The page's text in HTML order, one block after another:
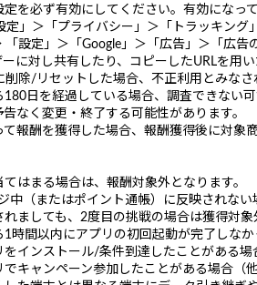
定を必ず有効にしてください。有効になっ
」＞「プライバシー」＞「トラッキング
設定」＞「Google」＞「広告」＞「広告
ーに対し共有したり、コピーしたURLを用
削除/リセットした場合、不正利用とみなさ
180日を経過している場合、調査できない可
告なく変更・終了する可能性があります。
て報酬を獲得した場合、報酬獲得後に対象
はまる場合は、報酬対象外となります。
中（またはポイント通帳）に反映されない
ましても、2度目の挑戦の場合は獲得対象
1時間以内にアプリの初回起動が完了しなか
をインストール/条件到達したことがある場
でキャンペーン参加したことがある場合（